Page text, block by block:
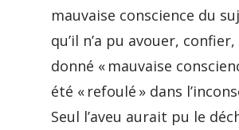
mauvaise conscience du
qu’il n’a pu avouer,
donné « mauvaise
été « refoulé » dans
Seul l’aveu aurait pu le